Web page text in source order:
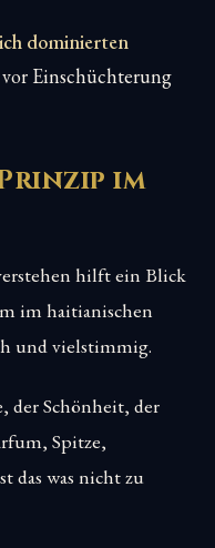
dominierten
Einschüchterung
im
hilft ein Blick
im haitianischen
und vielstimmig.
der Schönheit, der
Spitze,
das was nicht zu